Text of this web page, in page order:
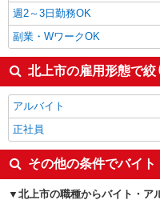
週2～3日勤務OK
副業・WワークOK
北上市の雇用形態で絞
アルバイト
正社員
その他の条件でバイ
北上市の職種からバイト・ア